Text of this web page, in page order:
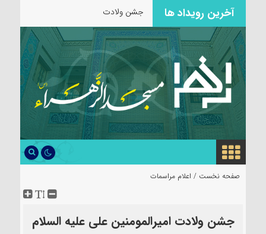
آخرین رویداد ها جشن ولادت حضرت زینب سل
صفحه نخست / اعلام مراسمات
جشن ولادت امیرالمومنین علی علیه السلام